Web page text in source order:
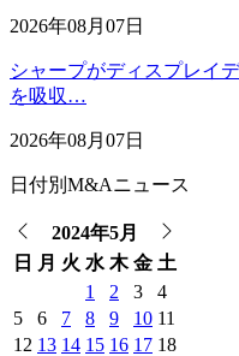
2026年08月07日
シャープがディスプレイ
を吸収…
2026年08月07日
日付別M&Aニュース
2024年5月
日
月 火 水 木 金 土
1
2 3
4
5
6 7 8 9 10 11
12 13 14 15 16 17 18